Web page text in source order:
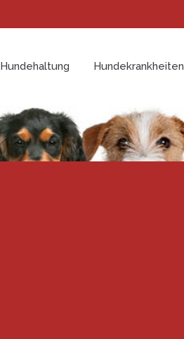
Hundehaltung Hundekrankheiten